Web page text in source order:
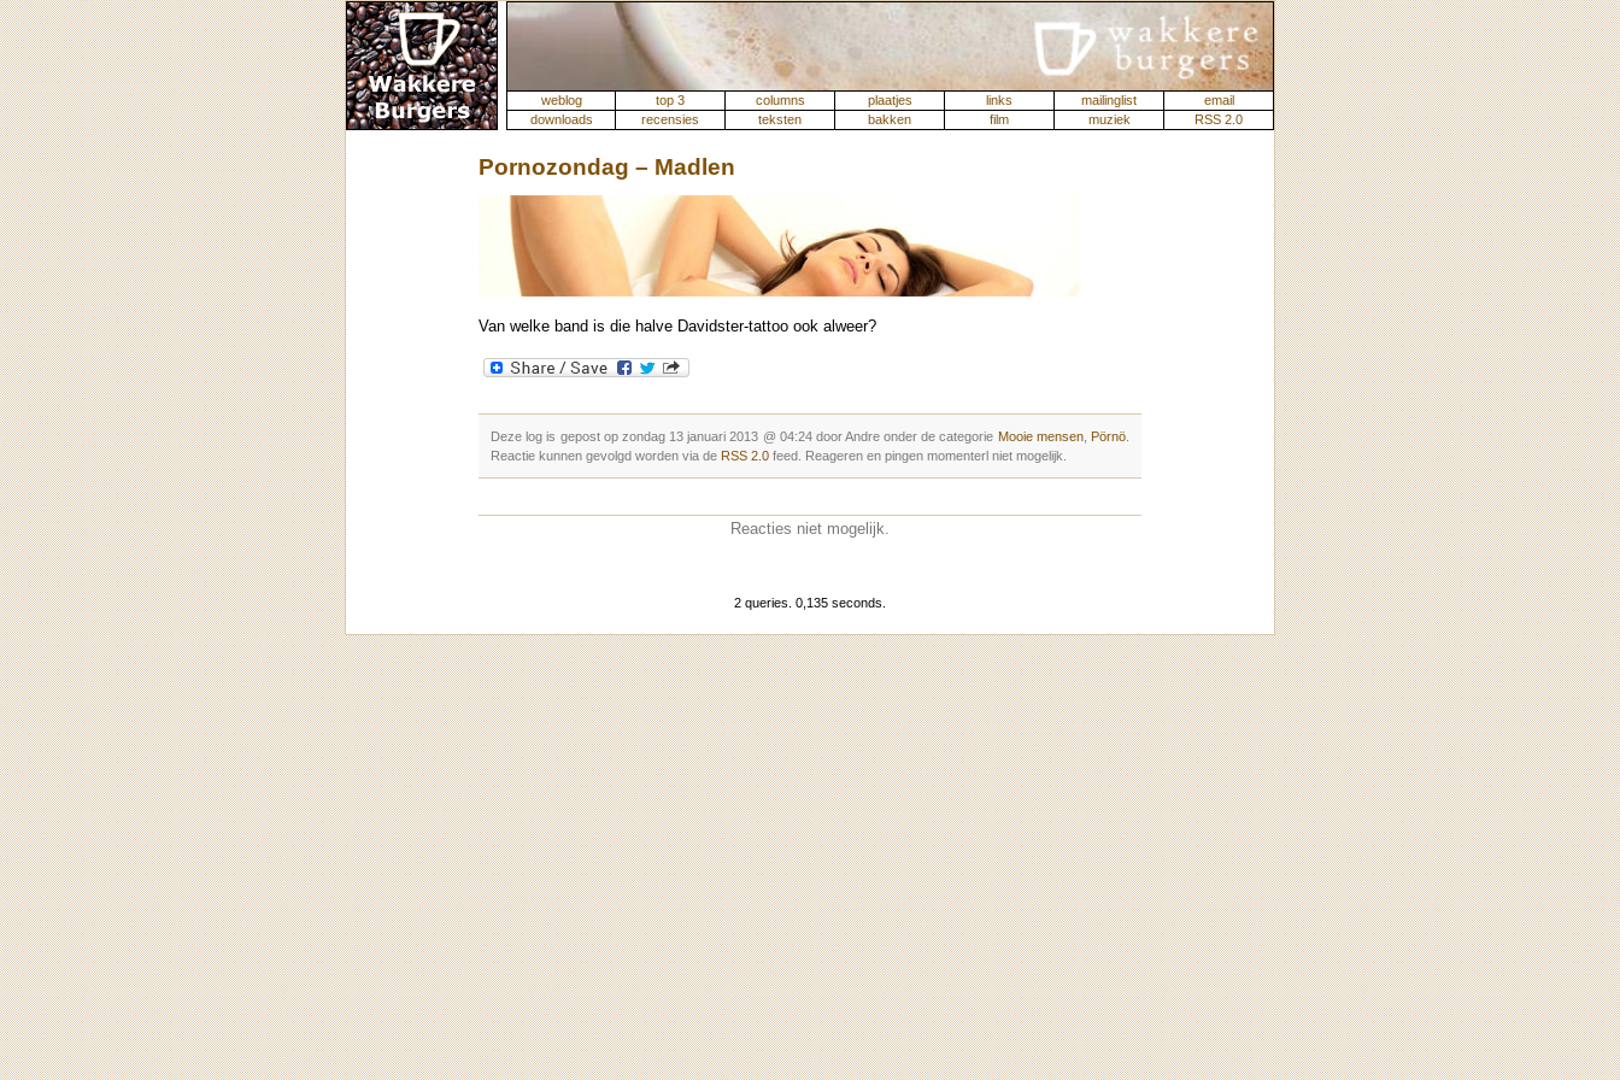
weblog top 3 columns plaatjes links mailinglist
email
downloads
recensies teksten bakken film muziek RSS 2.0
Pornozondag – Madlen
Van welke band is die halve Davidster-tattoo ook alweer?
Deze log is gepost op zondag 13 januari 2013 @ 04:24 door Andre onder de categorie Mooie mensen,Pörnö
Reactie kunnen gevolgd worden via de RSS 2.0 feed. Reageren en pingen momenterl niet mogelijk.
Reacties niet mogelijk.
2 queries. 0,135 seconds.